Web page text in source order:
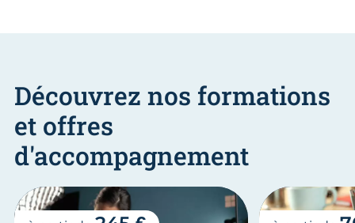
Découvrez nos formations
et offres
d'accompagnement